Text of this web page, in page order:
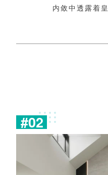
内 敛 中 透 露着 皇
#02